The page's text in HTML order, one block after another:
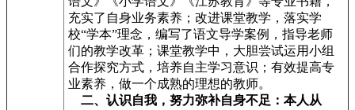
充实了自身业务素养；改进课堂教学，落实学
校“学本”理念，编写了语文导学案例，指导老师
们的教学改革；课堂教学中，大胆尝试运用小组
合作探究方式，培养自主学习意识；有效提高专
业素养，做一个成熟的理想的教师。
二、认识自我，努力弥补自身不足：本人从